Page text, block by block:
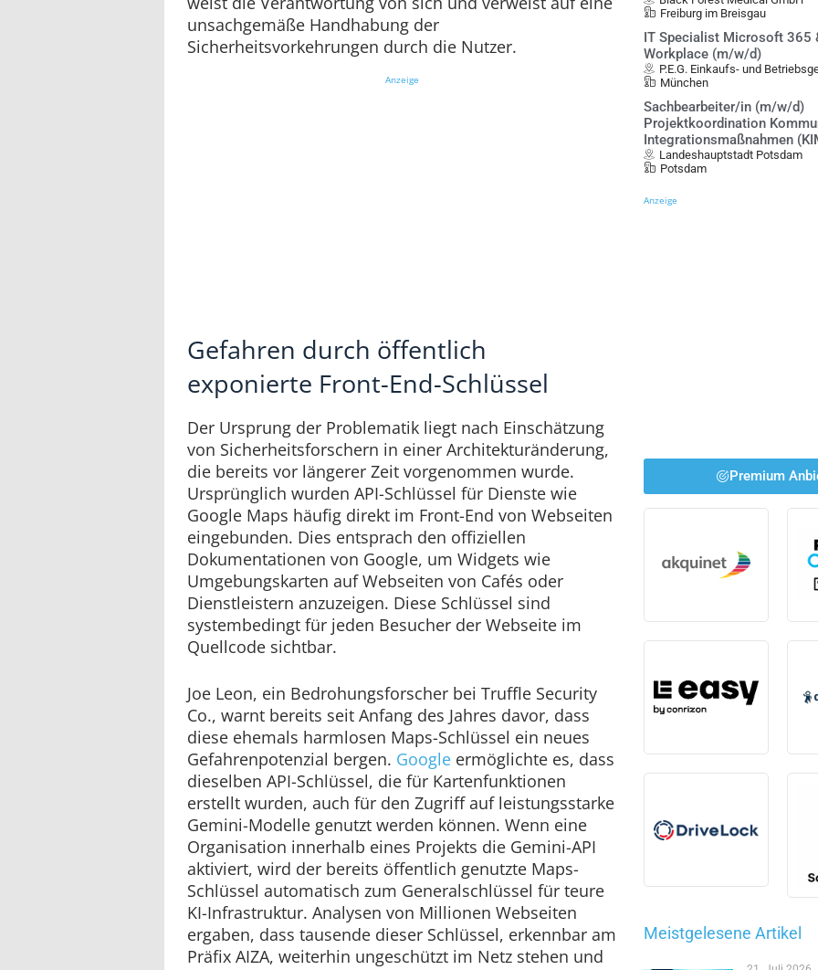
unsachgemäße Handhabung der
Sicherheitsvorkehrungen durch die Nutzer.
Anzeige
Gefahren durch öffentlich
exponierte Front-End-Schlüssel
Der Ursprung der Problematik liegt nach Einschätzung
von Sicherheitsforschern in einer Architekturänderung,
die bereits vor längerer Zeit vorgenommen wurde.
Ursprünglich wurden API-Schlüssel für Dienste wie
Google Maps häufig direkt im Front-End von Webseiten
eingebunden. Dies entsprach den offiziellen
Dokumentationen von Google, um Widgets wie
Umgebungskarten auf Webseiten von Cafés oder
Dienstleistern anzuzeigen. Diese Schlüssel sind
systembedingt für jeden Besucher der Webseite im
Quellcode sichtbar.
Joe Leon, ein Bedrohungsforscher bei Truffle Security
Co., warnt bereits seit Anfang des Jahres davor, dass
diese ehemals harmlosen Maps-Schlüssel ein neues
Gefahrenpotenzial bergen. Google ermöglichte es, dass
dieselben API-Schlüssel, die für Kartenfunktionen
erstellt wurden, auch für den Zugriff auf leistungsstarke
Gemini-Modelle genutzt werden können. Wenn eine
Organisation innerhalb eines Projekts die Gemini-API
aktiviert, wird der bereits öffentlich genutzte Maps-
Schlüssel automatisch zum Generalschlüssel für teure
KI-Infrastruktur. Analysen von Millionen Webseiten
ergaben, dass tausende dieser Schlüssel, erkennbar am
Präfix AIZA, weiterhin ungeschützt im Netz stehen und
Freiburg im Breisgau
IT Specialist Microsoft 365
Workplace (m/w/d)
P.E.G. Einkaufs- und
München
Sachbearbeiter/in (m/w/d)
Projektkoordination
Integrationsmaßnahmen
Landeshauptstadt Potsdam
Potsdam
Anzeige
Premium
Meistgelesene Artikel